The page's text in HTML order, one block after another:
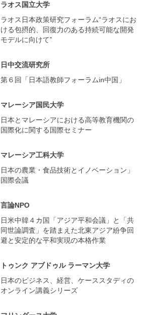
ラオス国立大学
ラオス日本政策研究フォーラム“ラオスにお
ける包摂的、回復力のある持続可能な開発
モデルに向けて”
日中交流研究所
第６回「日本語教師フォーラムin中国」
マレーシア国民大学
日本とマレーシアにおける高等教育機関の
国際化に関する国際セミナー
マレーシア工科大学
日本の農業・食品技術とイノベーション」
国際会議
言論NPO
日米中韓４カ国「アジア平和会議」と「共
同世論調査」を踏まえた北東アジア紛争回
避と安定的な平和実現の本格作業
トゥンク アブドゥル ラーマン大学
日本のビジネス、経営、ケーススタディの
オンライン講義シリーズ